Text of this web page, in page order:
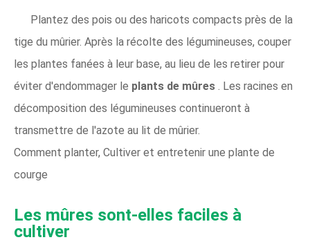
Plantez des pois ou des haricots compacts près de la
tige du mûrier. Après la récolte des légumineuses, couper
les plantes fanées à leur base, au lieu de les retirer pour
éviter d'endommager le plants de mûres
. Les racines en
décomposition des légumineuses continueront à
transmettre de l'azote au lit de mûrier.
Comment planter, Cultiver et entretenir une plante de
courge
Les mûres sont-elles faciles à
cultiver